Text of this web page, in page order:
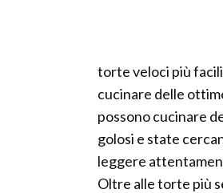
torte veloci più
cucinare delle
possono cucinare
golosi e state
leggere
Oltre alle torte più